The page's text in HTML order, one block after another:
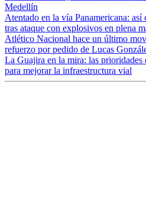
Medellín
Atentado en la vía Panamericana:
tras ataque con explosivos en plena
Atlético Nacional hace un último
refuerzo por pedido de Lucas
La Guajira en la mira: las
para mejorar la infraestructura vial